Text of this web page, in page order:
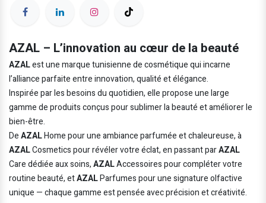
AZAL – L’innovation au cœur de la beauté
AZALest une marque tunisienne de cosmétique qui incarne
l’alliance parfaite entre innovation, qualité et élégance.
Inspirée par les besoins du quotidien, elle propose une large
gamme de produits conçus pour sublimer la beauté et améliorer le
bien-être.
DeAZALHome pour une ambiance parfumée et chaleureuse, à
AZALCosmetics pour révéler votre éclat, en passant parAZAL
Care dédiée aux soins,AZALAccessoires pour compléter votre
routine beauté, etAZALParfumes pour une signature olfactive
unique — chaque gamme est pensée avec précision et créativité.